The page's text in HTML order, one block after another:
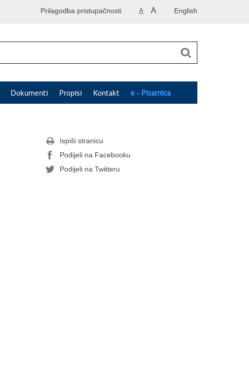
English
A A
Prilagodba pristupačnosti
Dokumenti Propisi Kontakt e - Pisarnica
Ispiši stranicu
Podijeli na Facebooku
Podijeli na Twitteru